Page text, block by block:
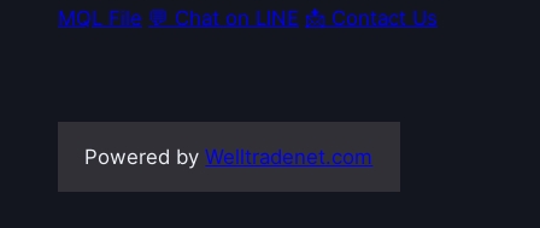
MQL File 💬 Chat on LINE 📩 Contact Us
Powered byWelltradenet.com